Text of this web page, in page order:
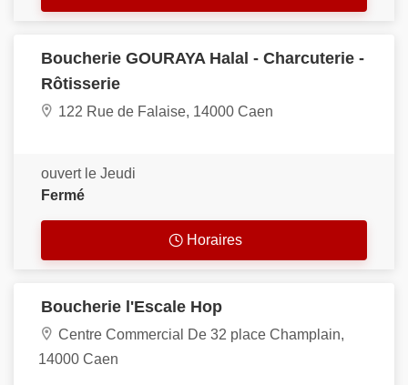
Boucherie GOURAYA Halal - Charcuterie -
Rôtisserie
122 Rue de Falaise, 14000 Caen
ouvert le Jeudi
Fermé
Horaires
Boucherie l'Escale Hop
Centre Commercial De 32 place Champlain,
14000 Caen